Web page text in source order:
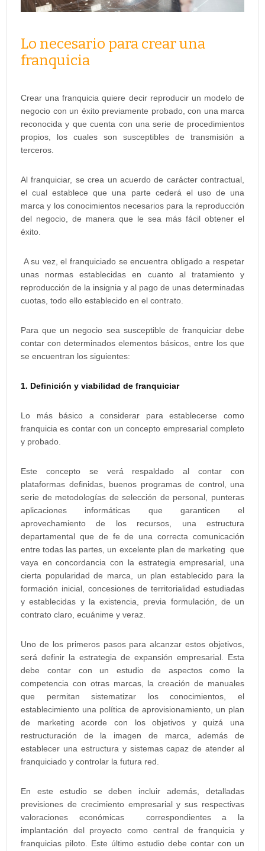
Lo necesario para crear una
franquicia
Crear una franquicia quiere decir reproducir un modelo de
negocio con un éxito previamente probado, con una marca
reconocida y que cuenta con una serie de procedimientos
propios, los cuales son susceptibles de transmisión a
terceros.
Al franquiciar, se crea un acuerdo de carácter contractual,
el cual establece que una parte cederá el uso de una
marca y los conocimientos necesarios para la reproducción
del negocio, de manera que le sea más fácil obtener el
éxito.
A su vez, el franquiciado se encuentra obligado a respetar
unas normas establecidas en cuanto al tratamiento y
reproducción de la insignia y al pago de unas determinadas
cuotas, todo ello establecido en el contrato.
Para que un negocio sea susceptible de franquiciar debe
contar con determinados elementos básicos, entre los que
se encuentran los siguientes:
1. Definición y viabilidad de franquiciar
Lo más básico a considerar para establecerse como
franquicia es contar con un concepto empresarial completo
y probado.
Este concepto se verá respaldado al contar con
plataformas definidas, buenos programas de control, una
serie de metodologías de selección de personal, punteras
aplicaciones informáticas que garanticen el
aprovechamiento de los recursos, una estructura
departamental que de fe de una correcta comunicación
entre todas las partes, un excelente plan de marketing que
vaya en concordancia con la estrategia empresarial, una
cierta popularidad de marca, un plan establecido para la
formación inicial, concesiones de territorialidad estudiadas
y establecidas y la existencia, previa formulación, de un
contrato claro, ecuánime y veraz.
Uno de los primeros pasos para alcanzar estos objetivos,
será definir la estrategia de expansión empresarial. Esta
debe contar con un estudio de aspectos como la
competencia con otras marcas, la creación de manuales
que permitan sistematizar los conocimientos, el
establecimiento una política de aprovisionamiento, un plan
de marketing acorde con los objetivos y quizá una
restructuración de la imagen de marca, además de
establecer una estructura y sistemas capaz de atender al
franquiciado y controlar la futura red.
En este estudio se deben incluir además, detalladas
previsiones de crecimiento empresarial y sus respectivas
valoraciones económicas correspondientes a la
implantación del proyecto como central de franquicia y
franquicias piloto. Este último estudio debe contar con un